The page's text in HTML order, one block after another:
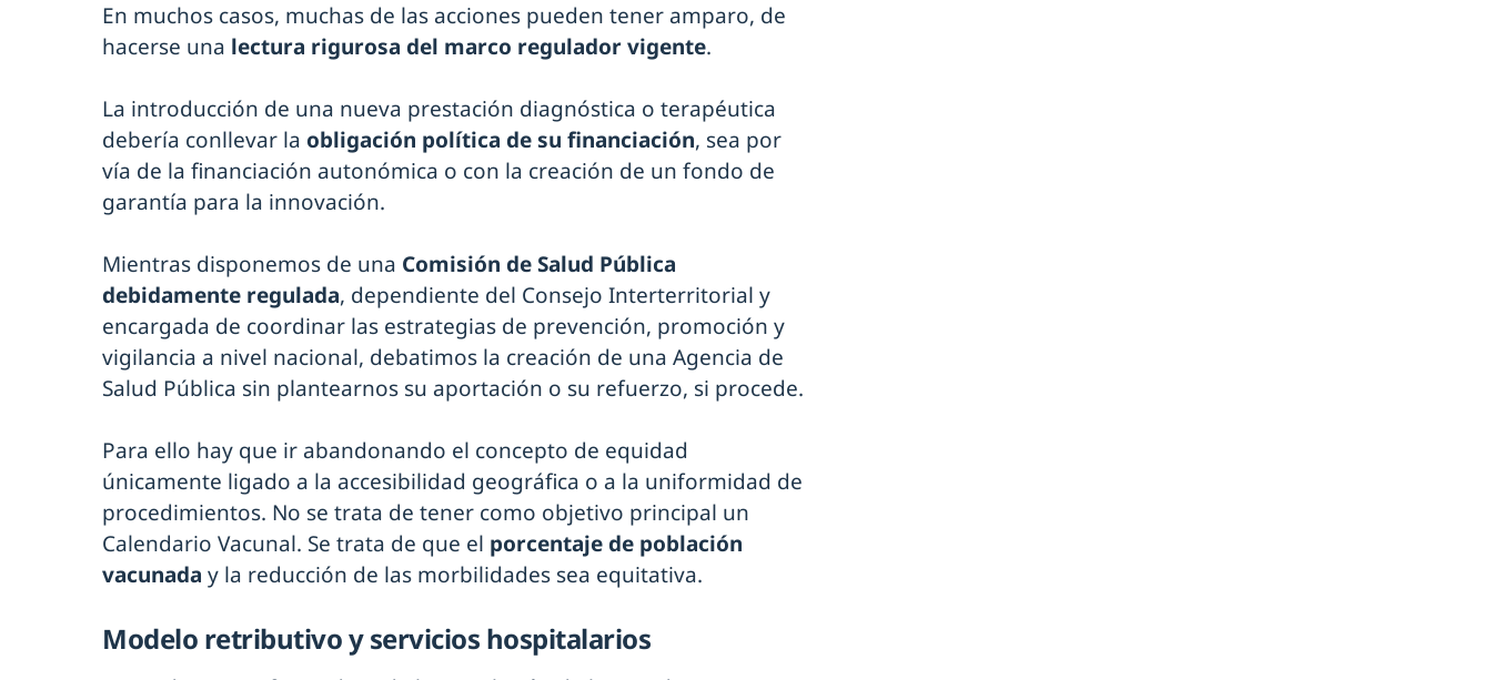
En muchos casos, muchas de las acciones pueden tener amparo, de
hacerse una lectura rigurosa del marco regulador vigente.
La introducción de una nueva prestación diagnóstica o terapéutica
debería conllevar la obligación política de su financiación, sea por
vía de la financiación autonómica o con la creación de un fondo de
garantía para la innovación.
Mientras disponemos de una Comisión de Salud Pública
debidamente regulada, dependiente del Consejo Interterritorial y
encargada de coordinar las estrategias de prevención, promoción y
vigilancia a nivel nacional, debatimos la creación de una Agencia de
Salud Pública sin plantearnos su aportación o su refuerzo, si procede.
Para ello hay que ir abandonando el concepto de equidad
únicamente ligado a la accesibilidad geográfica o a la uniformidad de
procedimientos. No se trata de tener como objetivo principal un
Calendario Vacunal. Se trata de que el porcentaje de población
vacunada y la reducción de las morbilidades sea equitativa.
Modelo retributivo y servicios hospitalarios